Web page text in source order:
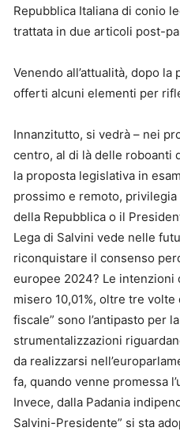
Repubblica Italiana di conio
trattata in due articoli post-
Venendo all’attualità, dopo
offerti alcuni elementi per
Innanzitutto, si vedrà – nei
centro, al di là delle roboanti
la proposta legislativa in
prossimo e remoto,
della Repubblica o il
Lega di Salvini vede nelle
riconquistare il consenso
europee 2024? Le intenzioni
misero 10,01%, oltre tre
fiscale” sono l’antipasto per
strumentalizzazioni
da realizzarsi
fa, quando venne promessa
Invece, dalla Padania
Salvini-Presidente” si sta